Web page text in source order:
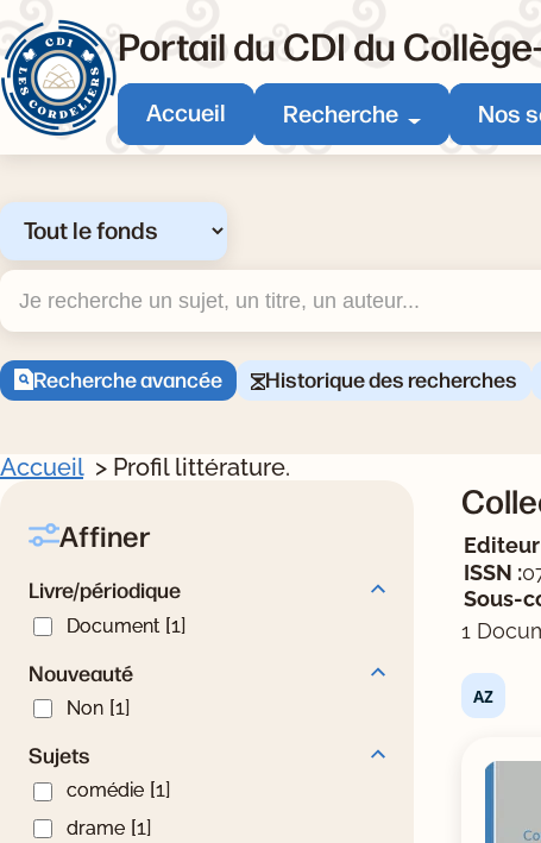
Portail du CDI du
Accueil Recherche Nos
Sélectionner un type de recherche
Recherche
Recherche avancée Historique des recherches
Accueil Profil littérature.
Affiner
Livre/périodique
Document
Document [1]
Nouveauté
Non Non [1]
Sujets
comédiecomédie [1]
dramedrame [1]
Editeur
ISSN :
Sous-
1
Tris